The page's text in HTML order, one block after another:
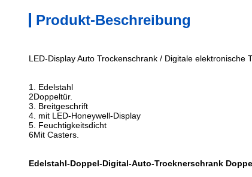
Produkt-Beschreibung
LED-Display Auto Trockenschrank / Digitale elektronische
1. Edelstahl
2Doppeltür.
3. Breitgeschrift
4. mit LED-Honeywell-Display
5. Feuchtigkeitsdicht
6Mit Casters.
Edelstahl-Doppel-Digital-Auto-Trocknerschrank